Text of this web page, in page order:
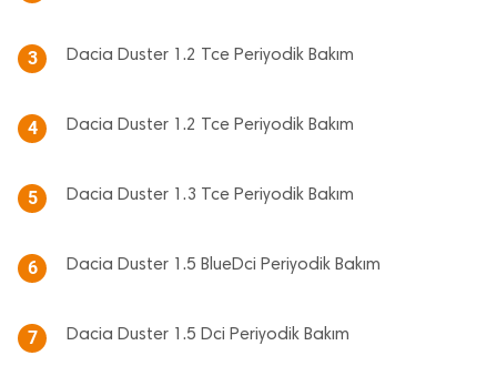
3 Dacia Duster 1.2 Tce Periyodik Bakım
4 Dacia Duster 1.2 Tce Periyodik Bakım
5 Dacia Duster 1.3 Tce Periyodik Bakım
6 Dacia Duster 1.5 BlueDci Periyodik Bakım
7 Dacia Duster 1.5 Dci Periyodik Bakım